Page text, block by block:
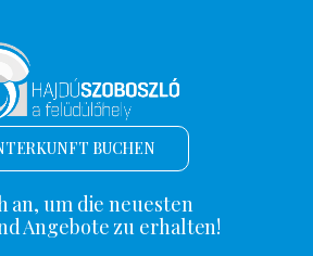
BUCHEN
an, um die neuesten
Angebote zu erhalten!